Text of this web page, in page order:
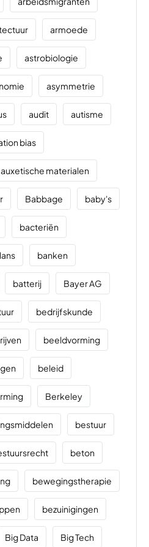
armoede
astrobiologie
asymmetrie
audit autisme
bias
auxetische materialen
Babbage baby's
bacteriën
banken
batterij Bayer AG
bedrijfskunde
beeldvorming
beleid
Berkeley
bestuur
beton
bewegingstherapie
bezuinigingen
Big Data Big Tech